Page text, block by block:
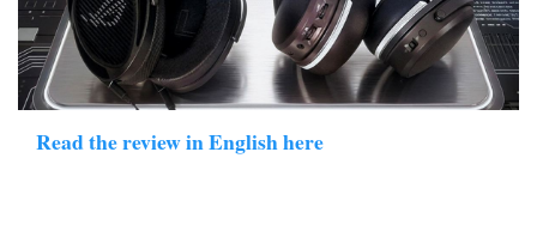
Read the review in English here